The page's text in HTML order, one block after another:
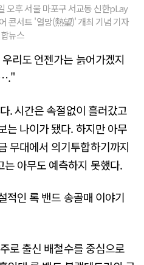
오후 서울 마포구 서교동 신한pLay
콘서트 '열망(熱望)' 개최 기념 기자
뉴스
리도 언젠가는 늙어가겠지
. 시간은 속절없이 흘러갔고
는 나이가 됐다. 하지만 아무
무대에서 의기투합하기까지
아무도 예측하지 못했다.
적인 록 밴드 송골매 이야기
로 출신 배철수를 중심으로